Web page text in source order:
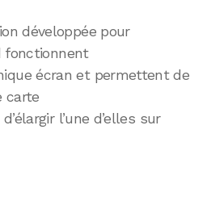
développée pour
fonctionnent
écran et permettent de
carte
l’une d’elles sur